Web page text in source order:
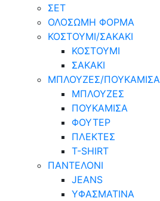
ΣΕΤ
ΟΛΟΣΩΜΗ ΦΟΡΜΑ
ΚΟΣΤΟΥΜΙ/ΣΑΚΑΚΙ
ΚΟΣΤΟΥΜΙ
ΣΑΚΑΚΙ
ΜΠΛΟΥΖΕΣ/ΠΟΥΚΑΜΙΣΑ
ΜΠΛΟΥΖΕΣ
ΠΟΥΚΑΜΙΣΑ
ΦΟΥΤΕΡ
ΠΛΕΚΤΕΣ
T-SHIRT
ΠΑΝΤΕΛΟΝΙ
JEANS
ΥΦΑΣΜΑΤΙΝΑ